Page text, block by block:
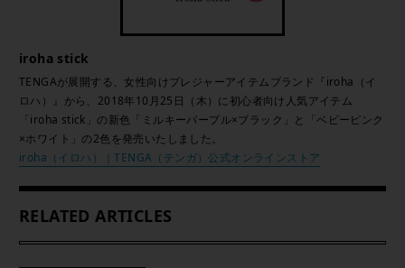
iroha stick
TENGAが展開する、女性向けプレジャーアイテムブランド『iroha（イ
ロハ）』から、2018年10月25日（木）に初心者向け人気アイテム
「iroha stick」の新色「ミルキーパープル×ブラック」と「ベビーピンク
×ホワイト」の2色を発売いたしました。
iroha（イロハ）｜TENGA（テンガ）公式オンラインストア
RELATED ARTICLES